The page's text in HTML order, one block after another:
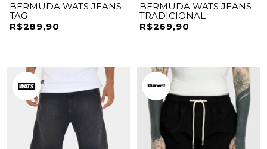
BERMUDA WATS JEANS
TAG
R$289,90
BERMUDA WATS JEANS
TRADICIONAL
R$269,90